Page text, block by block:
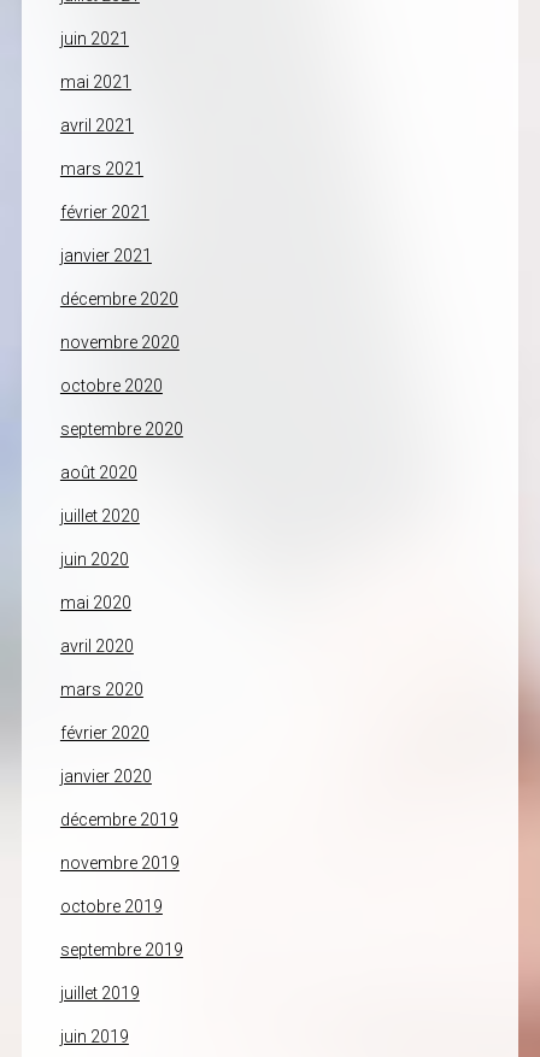
juin 2021
mai 2021
avril 2021
mars 2021
février 2021
janvier 2021
décembre 2020
novembre 2020
octobre 2020
septembre 2020
août 2020
juillet 2020
juin 2020
mai 2020
avril 2020
mars 2020
février 2020
janvier 2020
décembre 2019
novembre 2019
octobre 2019
septembre 2019
juillet 2019
juin 2019